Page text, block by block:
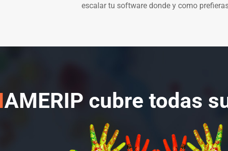
escalar tu software donde y como
AMERIP cubre todas